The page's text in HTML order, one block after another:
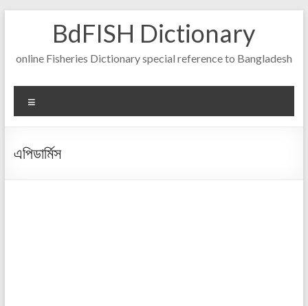
BdFISH Dictionary
online Fisheries Dictionary special reference to Bangladesh
এপিডার্মিস